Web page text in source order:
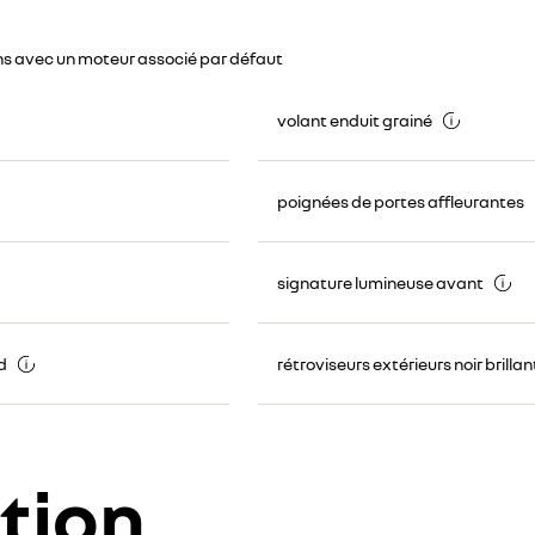
avec un moteur associé par défaut
volant enduit grainé
poignées de portes affleurantes
signature lumineuse avant
rétroviseurs extérieurs noir